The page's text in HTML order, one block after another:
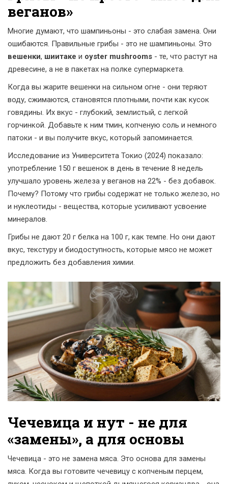
веганов»
Многие думают, что шампиньоны - это слабая замена. Они
ошибаются. Правильные грибы - это не шампиньоны. Это
вешенки, шиитаке и оyster mushrooms - те, что растут на
древесине, а не в пакетах на полке супермаркета.
Когда вы жарите вешенки на сильном огне - они теряют
воду, сжимаются, становятся плотными, почти как кусок
говядины. Их вкус - глубокий, землистый, с легкой
горчинкой. Добавьте к ним тмин, копченую соль и немного
патоки - и вы получите вкус, который запоминается.
Исследование из Университета Токио (2024) показало:
употребление 150 г вешенок в день в течение 8 недель
улучшало уровень железа у веганов на 22% - без добавок.
Почему? Потому что грибы содержат не только железо, но
и нуклеотиды - вещества, которые усиливают усвоение
минералов.
Грибы не дают 20 г белка на 100 г, как темпе. Но они дают
вкус, текстуру и биодоступность, которые мясо не может
предложить без добавления химии.
Чечевица и нут - не для
«замены», а для основы
Чечевица - это не замена мяса. Это основа для замены
мяса. Когда вы готовите чечевицу с копченым перцем,